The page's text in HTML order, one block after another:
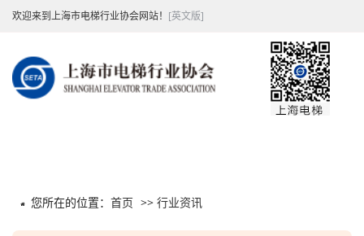
欢迎来到上海市电梯行业协会网站！ [英文版]
您所在的位置： 首页 >> 行业资讯